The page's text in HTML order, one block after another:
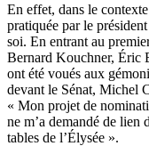
En effet, dans le
pratiquée par le
soi. En entrant au
Bernard Kouchner, Éric
ont été voués aux
devant le Sénat, Michel
« Mon projet de
ne m’a demandé de lien
tables de l’Élysée ».